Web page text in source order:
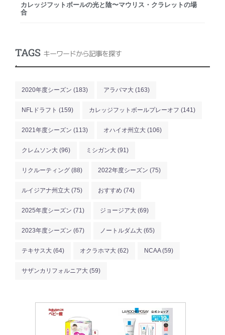
カレッジフットボールの光と陰〜マウリス・クラレットの場
合
TAGS キーワードから記事を探す
.
2020年度シーズン (183) アラバマ大 (163)
NFLドラフト (159) カレッジフットボールプレーオフ (141)
2021年度シーズン (113) オハイオ州立大 (106)
クレムソン大 (96) ミシガン大 (91)
リクルーティング (88) 2022年度シーズン (75)
ルイジアナ州立大 (75) おすすめ (74)
2025年度シーズン (71) ジョージア大 (69)
2023年度シーズン (67) ノートルダム大 (65)
テキサス大 (64) オクラホマ大 (62) NCAA(59)
サザンカリフォルニア大 (59)